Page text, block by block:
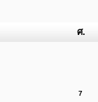
ศ.
7